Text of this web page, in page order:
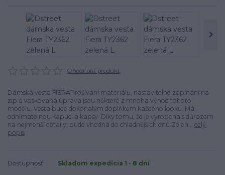
Ohodnotiť produkt
Dámská vesta FIERAProšívání materiálu, nastavitelné zapínání na
zip a voskovaná úprava jsou některé z mnoha výhod tohoto
modelu. Vesta bude dokonalým doplňkem každého looku. Má
odnímatelnou kapuci a kapsy. Díky tomu, že je vyrobena s důrazem
na nejmenší detaily, bude vhodná do chladnějších dnů.Zelen... celý
popis
Dostupnosť Skladom expedícia 1 - 8 dní